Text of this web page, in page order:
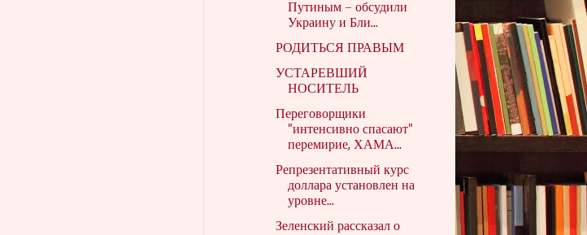
Путиным – обсудили
Украину и Бли...
РОДИТЬСЯ ПРАВЫМ
УСТАРЕВШИЙ
НОСИТЕЛЬ
Переговорщики
"интенсивно спасают"
перемирие, ХАМА...
Репрезентативный курс
доллара установлен на
уровне...
Зеленский рассказал о